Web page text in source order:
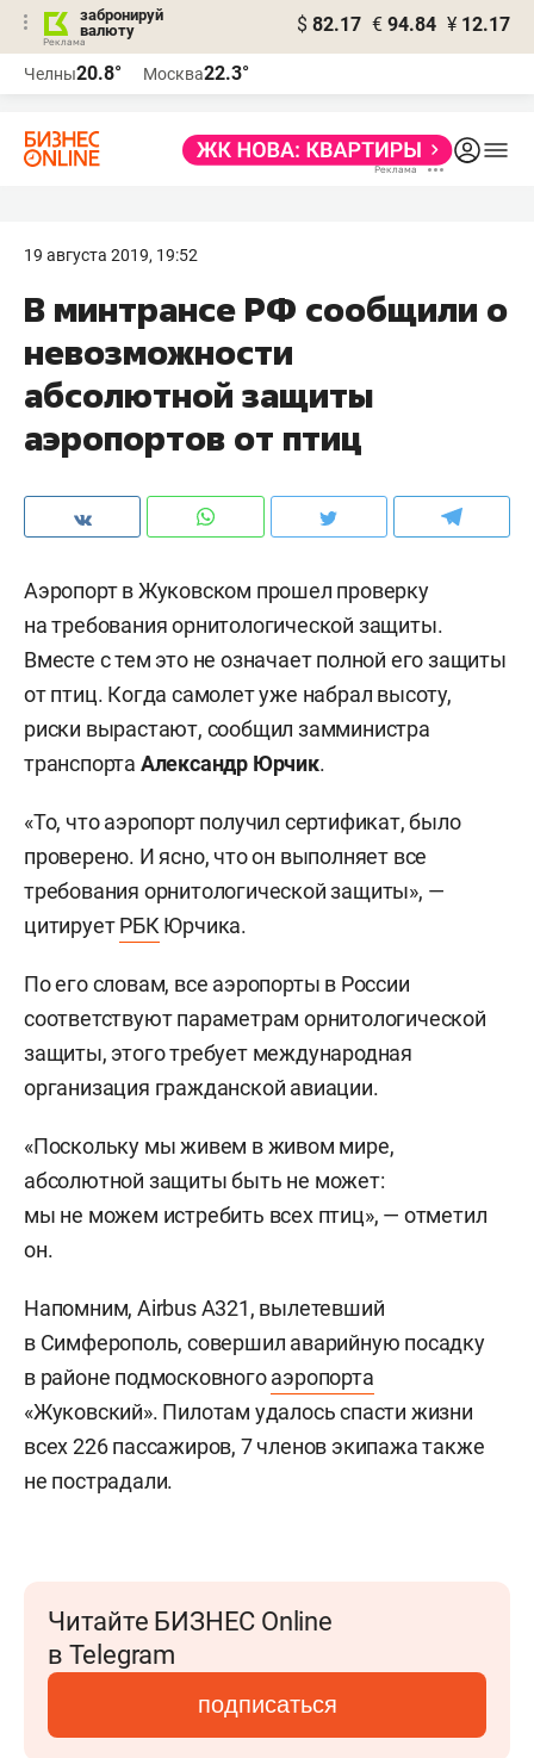
забронируй
валюту
$ 82.17 € 94.84 ¥ 12.17
Челны20.8° Москва22.3°
19 августа 2019, 19:52
В минтрансе РФ сообщили о
невозможности
абсолютной защиты
аэропортов от птиц
Аэропорт в Жуковском прошел проверку
на требования орнитологической защиты.
Вместе с тем это не означает полной его защиты
от птиц. Когда самолет уже набрал высоту,
риски вырастают, сообщил замминистра
транспорта Александр Юрчик.
«То, что аэропорт получил сертификат, было
проверено. И ясно, что он выполняет все
требования орнитологической защиты», —
цитируетРБК Юрчика.
По его словам, все аэропорты в России
соответствуют параметрам орнитологической
защиты, этого требует международная
организация гражданской авиации.
«Поскольку мы живем в живом мире,
абсолютной защиты быть не может:
мы не можем истребить всех птиц», — отметил
он.
Напомним, Airbus A321, вылетевший
в Симферополь, совершил аварийную посадку
в районе подмосковногоаэропорта
«Жуковский». Пилотам удалось спасти жизни
всех 226 пассажиров, 7 членов экипажа также
не пострадали.
Читайте БИЗНЕС Online
в Telegram
подписаться